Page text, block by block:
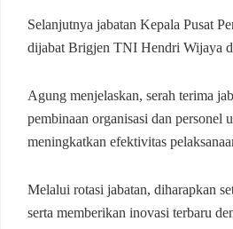
Selanjutnya jabatan Kepala Pusat
dijabat Brigjen TNI Hendri Wijaya
Agung menjelaskan, serah terima
pembinaan organisasi dan personel
meningkatkan efektivitas
Melalui rotasi jabatan, diharapkan
serta memberikan inovasi terbaru